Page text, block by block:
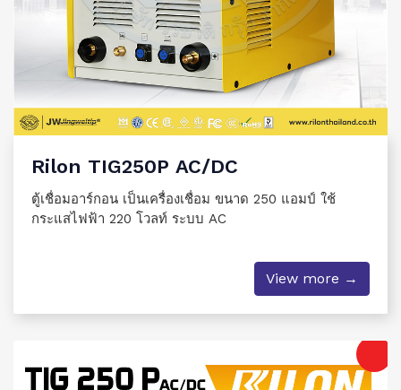
Rilon TIG250P AC/DC
ตู้เชื่อมอาร์กอน เป็นเครื่องเชื่อม ขนาด 250 แอมป์ ใช้
กระแสไฟฟ้า 220 โวลท์ ระบบ AC
View more →